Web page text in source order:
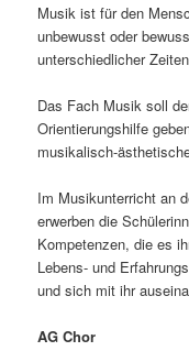
Musik ist für den
unbewusst oder
unterschiedlicher
Das Fach Musik soll
Orientierungshilfe
musikalisch-
Im Musikunterricht an
erwerben die
Kompetenzen, die es
Lebens- und
und sich mit ihr
AG Chor